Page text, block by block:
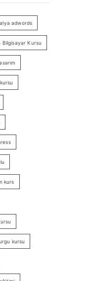
adwords
Bilgisayar Kursu
kurs
kursu